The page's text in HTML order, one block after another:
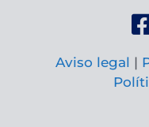
Aviso legal |